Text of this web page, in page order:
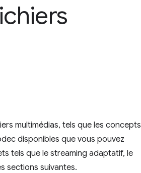
multimédias, tels que les concepts
disponibles que vous pouvez
tels que le streaming adaptatif, le
sections suivantes.